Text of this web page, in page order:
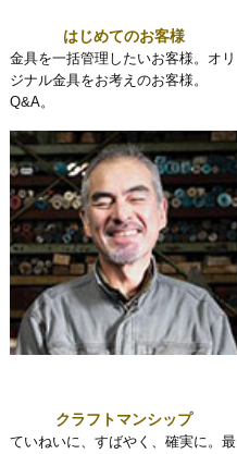
はじめてのお客様
金具を一括管理したいお客様。オリ
ジナル金具をお考えのお客様。
Q&A。
クラフトマンシップ
ていねいに、すばやく、確実に。最